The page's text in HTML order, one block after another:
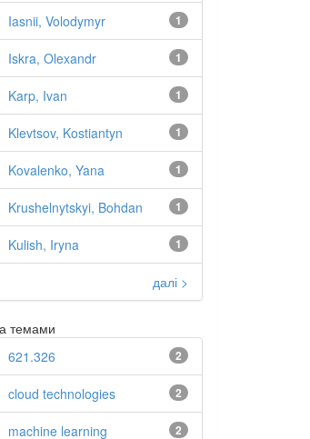
1
Iasnii, Volodymyr
1
Iskra, Olexandr
1
Karp, Ivan
1
Klevtsov, Kostiantyn
1
Kovalenko, Yana
1
Krushelnytskyi, Bohdan
1
Kulish, Iryna
далі >
темами
2
621.326
2
cloud technologies
2
machine learning